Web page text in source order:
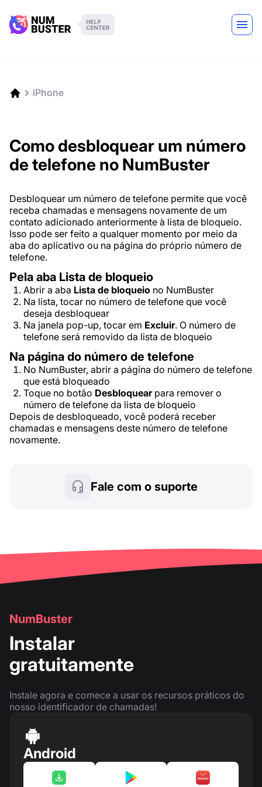
iPhone
Como desbloquear um número
de telefone no NumBuster
Desbloquear um número de telefone permite que você
receba chamadas e mensagens novamente de um
contato adicionado anteriormente à lista de bloqueio.
Isso pode ser feito a qualquer momento por meio da
aba do aplicativo ou na página do próprio número de
telefone.
Pela aba Lista de bloqueio
Abrir a aba Lista de bloqueio no NumBuster
Na lista, tocar no número de telefone que você
deseja desbloquear
Na janela pop-up, tocar em Excluir. O número de
telefone será removido da lista de bloqueio
Na página do número de telefone
No NumBuster, abrir a página do número de telefone
que está bloqueado
Toque no botão Desbloquearpara remover o
número de telefone da lista de bloqueio
Depois de desbloqueado, você poderá receber
chamadas e mensagens deste número de telefone
novamente.
Fale com o suporte
NumBuster
Instalar
gratuitamente
Instale agora e comece a usar os recursos práticos do
nosso identificador de chamadas!
Android